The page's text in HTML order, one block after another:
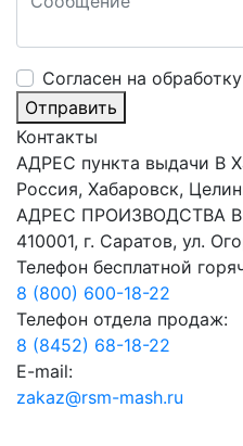
Cогласен на обработку
Отправить
Контакты
АДРЕС пункта выдачи В
Россия, Хабаровск,
АДРЕС ПРОИЗВОДСТВА
410001, г. Саратов, ул.
Телефон бесплатной
8 (800) 600-18-22
Телефон отдела продаж:
8 (8452) 68-18-22
E-mail:
zakaz@rsm-mash.ru